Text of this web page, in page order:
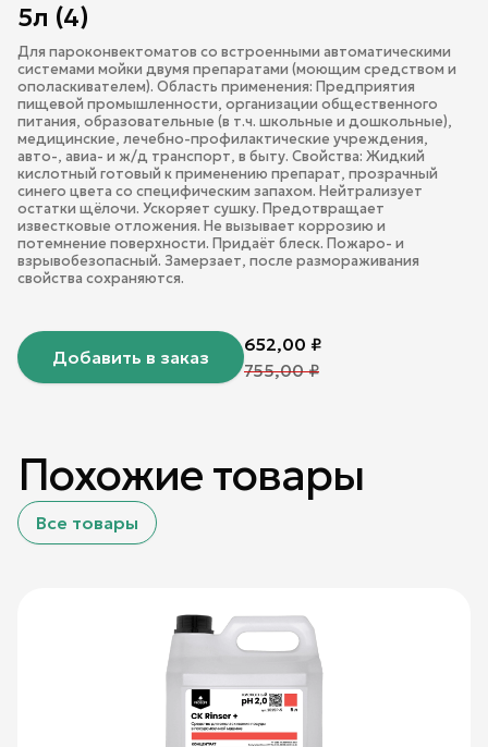
5л (4)
Для пароконвектоматов со встроенными автоматическими
системами мойки двумя препаратами (моющим средством и
ополаскивателем). Область применения: Предприятия
пищевой промышленности, организации общественного
питания, образовательные (в т.ч. школьные и дошкольные),
медицинские, лечебно-профилактические учреждения,
авто-, авиа- и ж/д транспорт, в быту. Свойства: Жидкий
кислотный готовый к применению препарат, прозрачный
синего цвета со специфическим запахом. Нейтрализует
остатки щёлочи. Ускоряет сушку. Предотвращает
известковые отложения. Не вызывает коррозию и
потемнение поверхности. Придаёт блеск. Пожаро- и
взрывобезопасный. Замерзает, после размораживания
свойства сохраняются.
Добавить в заказ
652,00 ₽
755,00₽
Похожие товары
Все товары